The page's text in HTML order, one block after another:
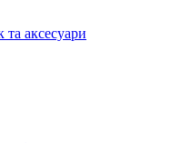
аксесуари